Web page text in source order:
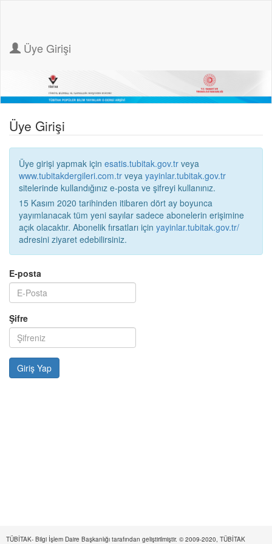
Üye Girişi
Üye Girişi
Üye girişi yapmak için esatis.tubitak.gov.tr veya
www.tubitakdergileri.com.tr veya yayinlar.tubitak.gov.tr
sitelerinde kullandığınız e-posta ve şifreyi kullanınız.
15 Kasım 2020 tarihinden itibaren dört ay boyunca
yayımlanacak tüm yeni sayılar sadece abonelerin erişimine
açık olacaktır. Abonelik fırsatları için yayinlar.tubitak.gov.tr/
adresini ziyaret edebilirsiniz.
E-posta
Şifre
TÜBİTAK- Bilgi İşlem Daire Başkanlığı tarafından geliştirilmiştir. © 2009-2020, TÜBİTAK